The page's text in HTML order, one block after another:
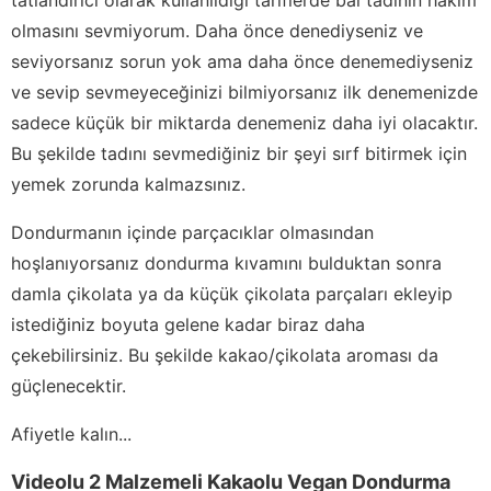
olmasını sevmiyorum. Daha önce denediyseniz ve
seviyorsanız sorun yok ama daha önce denemediyseniz
ve sevip sevmeyeceğinizi bilmiyorsanız ilk denemenizde
sadece küçük bir miktarda denemeniz daha iyi olacaktır.
Bu şekilde tadını sevmediğiniz bir şeyi sırf bitirmek için
yemek zorunda kalmazsınız.
Dondurmanın içinde parçacıklar olmasından
hoşlanıyorsanız dondurma kıvamını bulduktan sonra
damla çikolata ya da küçük çikolata parçaları ekleyip
istediğiniz boyuta gelene kadar biraz daha
çekebilirsiniz. Bu şekilde kakao/çikolata aroması da
güçlenecektir.
Afiyetle kalın...
Videolu 2 Malzemeli Kakaolu Vegan Dondurma